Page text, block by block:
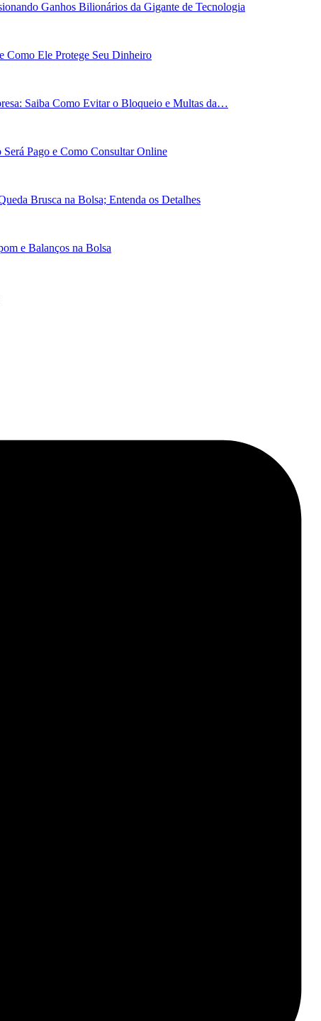
Ganhos Bilionários da Gigante de Tecnologia
Como Ele Protege Seu Dinheiro
Saiba Como Evitar o Bloqueio e Multas da…
Pago e Como Consultar Online
Brusca na Bolsa; Entenda os Detalhes
e Balanços na Bolsa